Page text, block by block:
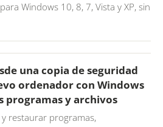
Windows 10, 8, 7, Vista y XP, sin
una copia de seguridad
ordenador con Windows
programas y archivos
restaurar programas,